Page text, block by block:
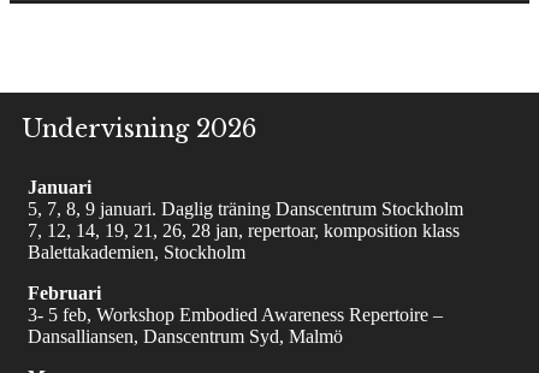
Undervisning 2026
Januari
5, 7, 8, 9 januari. Daglig träning Danscentrum Stockholm
7, 12, 14, 19, 21, 26, 28 jan, repertoar, komposition klass
Balettakademien, Stockholm
Februari
3- 5 feb, Workshop Embodied Awareness Repertoire –
Dansalliansen, Danscentrum Syd, Malmö